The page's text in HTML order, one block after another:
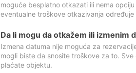
moguće besplatno otkazati ili nema
eventualne troškove otkazivanja
Da li mogu da otkažem ili izmenim
Izmena datuma nije moguća za
mogli biste da snosite troškove za to.
plaćate objektu.